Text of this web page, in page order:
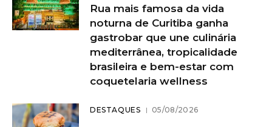
Rua mais famosa da vida
noturna de Curitiba ganha
gastrobar que une culinária
mediterrânea, tropicalidade
brasileira e bem-estar com
coquetelaria wellness
DESTAQUES 05/08/2026